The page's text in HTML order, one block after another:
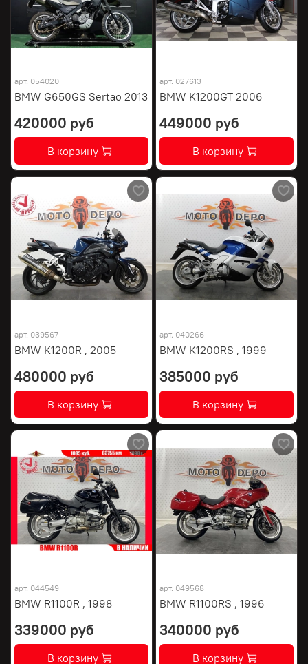
арт. 054020
BMW G650GS Sertao 2013
420000 руб
В корзину
арт. 027613
BMW K1200GT 2006
449000 руб
В корзину
арт. 039567
BMW K1200R , 2005
480000 руб
В корзину
арт. 040266
BMW K1200RS , 1999
385000 руб
В корзину
арт. 044549
BMW R1100R , 1998
339000 руб
В корзину
арт. 049568
BMW R1100RS , 1996
340000 руб
В корзину